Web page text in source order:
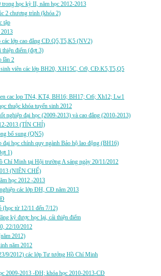
học kỳ II, năm học 2012-2013
2 chương trình (khóa 2)
tập
các lớp cao đẳng CĐ.Q5,T5,K5 (NV2)
thiện điểm (đợt 3)
lần 2
viên các lớp BH20, XH15C, Ct9, CĐ.K5,T5,Q5
cac lop TN4, KT4, BH16; BH17; Ct6; Xh12; Lw1
thuộc khóa tuyển sinh 2012
nghiệp đại học (2009-2013) và cao đẳng (2010-2013)
2013 (TÍN CHỈ)
bổ sung (QN5)
học chính quy ngành Bảo hộ lao động (BH16)
1)
Chí Minh tại Hội trường A sáng ngày 20/11/2012
(NIÊN CHẾ)
học 2012 -2013
các lớp ĐH, CĐ năm 2013
từ 12/11 đến 7/12)
ký được học lại, cải thiện điểm
22/10/2012
2012)
năm 2012
9/2012) các lớp Tư tưởng Hồ Chí Minh
2009-2013 -ĐH; khóa học 2010-2013-CĐ